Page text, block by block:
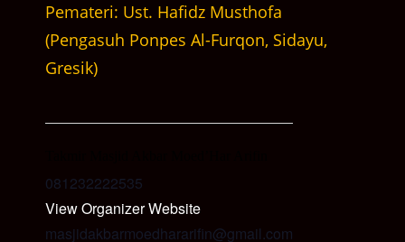
Pemateri: Ust. Hafidz Musthofa
(Pengasuh Ponpes Al-Furqon, Sidayu,
Gresik)
081232222535
View Organizer Website
masjidakbarmoedhararifin@gmail.com